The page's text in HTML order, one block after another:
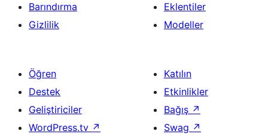
Barındırma
Gizlilik
Eklentiler
Modeller
Öğren
Destek
Geliştiriciler
WordPress.tv ↗
Katılın
Etkinlikler
Bağış ↗
Swag ↗